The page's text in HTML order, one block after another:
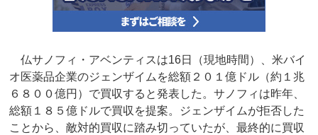
仏サノフィ・アベンティスは16日（現地時間）、米バイ
オ医薬品企業のジェンザイムを総額２０１億ドル（約１兆
６８００億円）で買収すると発表した。サノフィは昨年、
総額１８５億ドルで買収を提案。ジェンザイムが拒否した
ことから、敵対的買収に踏み切っていたが、最終的に買収